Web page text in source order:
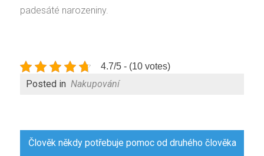
padesáté narozeniny.
4.7/5 - (10 votes)
Posted in Nakupování
Navigace
Člověk někdy potřebuje pomoc od druhého člověka